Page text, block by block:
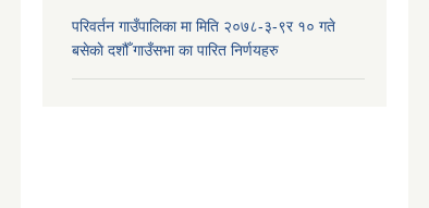
परिवर्तन गाउँपालिका मा मिति २०७८-३-९र १० गते
बसेकाे दशौँ गाउँसभा का पारित निर्णयहरु